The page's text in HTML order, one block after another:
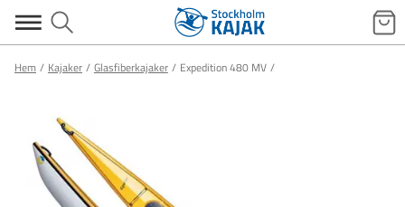
Hem Kajaker Glasfiberkajaker Expedition 480 MV